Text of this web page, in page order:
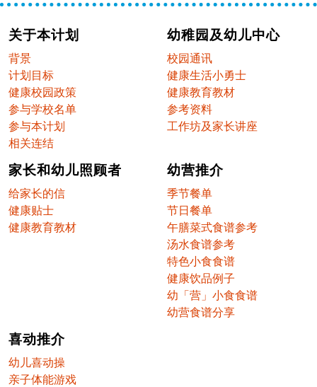
关于本计划
背景
计划目标
健康校园政策
参与学校名单
参与本计划
相关连结
幼稚园及幼儿中心
校园通讯
健康生活小勇士
健康教育教材
参考资料
工作坊及家长讲座
家长和幼儿照顾者
给家长的信
健康贴士
健康教育教材
幼营推介
季节餐单
节日餐单
午膳菜式食谱参考
汤水食谱参考
特色小食食谱
健康饮品例子
幼「营」小食食谱
幼营食谱分享
喜动推介
幼儿喜动操
亲子体能游戏